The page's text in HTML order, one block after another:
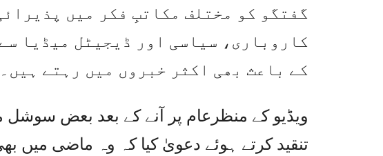
گفتگو کو مختلف مکاتبِ فکر میں
کاروباری، سیاسی اور ڈیجیٹل میڈیا
کے باعث بھی اکثر خبروں میں رہتے ہیں۔
ویڈیو کے منظرعام پر آنے کے بعد بعض سوشل
تنقید کرتے ہوئے دعویٰ کیا کہ وہ ماضی میں